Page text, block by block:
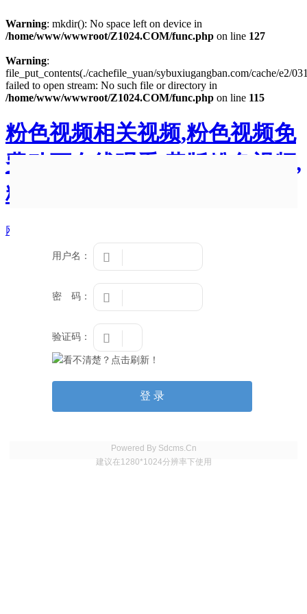
Warning: mkdir(): No space left on device in
/home/www/wwwroot/Z1024.COM/func.php on line 127
Warning:
file_put_contents(./cachefile_yuan/sybuxiugangban.com/cache/e2/
failed to open stream: No such file or directory in
/home/www/wwwroot/Z1024.COM/func.php on line 115
粉色视频相关视频,粉色视频免
费动画在线观看,黄版粉色视频,
粉色黄APP下载
用户名： 
密 码： 
验证码： 
Powered By Sdcms.Cn
建议在1280*1024分辨率下使用
网站地图